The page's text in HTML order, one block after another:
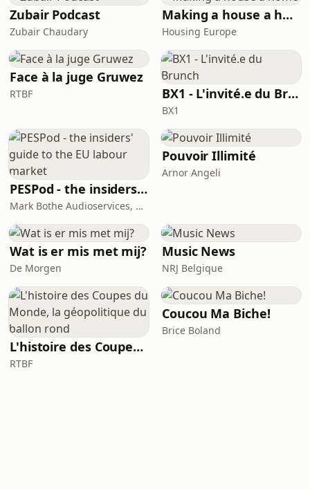
:htt
Zubair Podcast
Zubair Chaudary
Making a house a home
Housing Europe
Face à la juge Gruwez
RTBF BX1 - L'invité.e du Brunch
BX1
PESPod - the insiders' guide to the EU labour market
Mark Bothe Audioservices, European PES Network, David Poyser
Pouvoir Illimité
Arnor Angeli
Wat is er mis met mij?
De Morgen
Music News
NRJ Belgique
L'histoire des Coupes du Monde, la géopolitique du ballon rond
RTBF
Coucou Ma Biche!
Brice Boland